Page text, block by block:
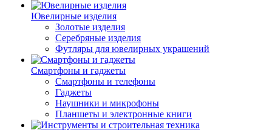
Ювелирные изделия
Золотые изделия
Серебряные изделия
Футляры для ювелирных украшений
Смартфоны и гаджеты
Смартфоны и телефоны
Гаджеты
Наушники и микрофоны
Планшеты и электронные книги